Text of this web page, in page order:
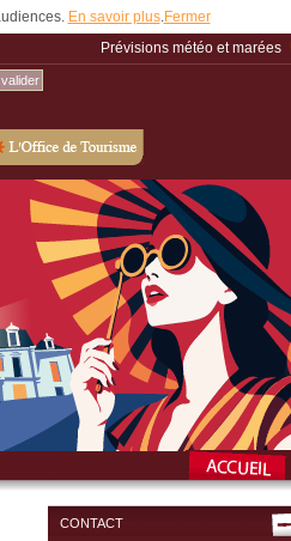
En savoir plus. Fermer
Prévisions météo et marées
CONTACT